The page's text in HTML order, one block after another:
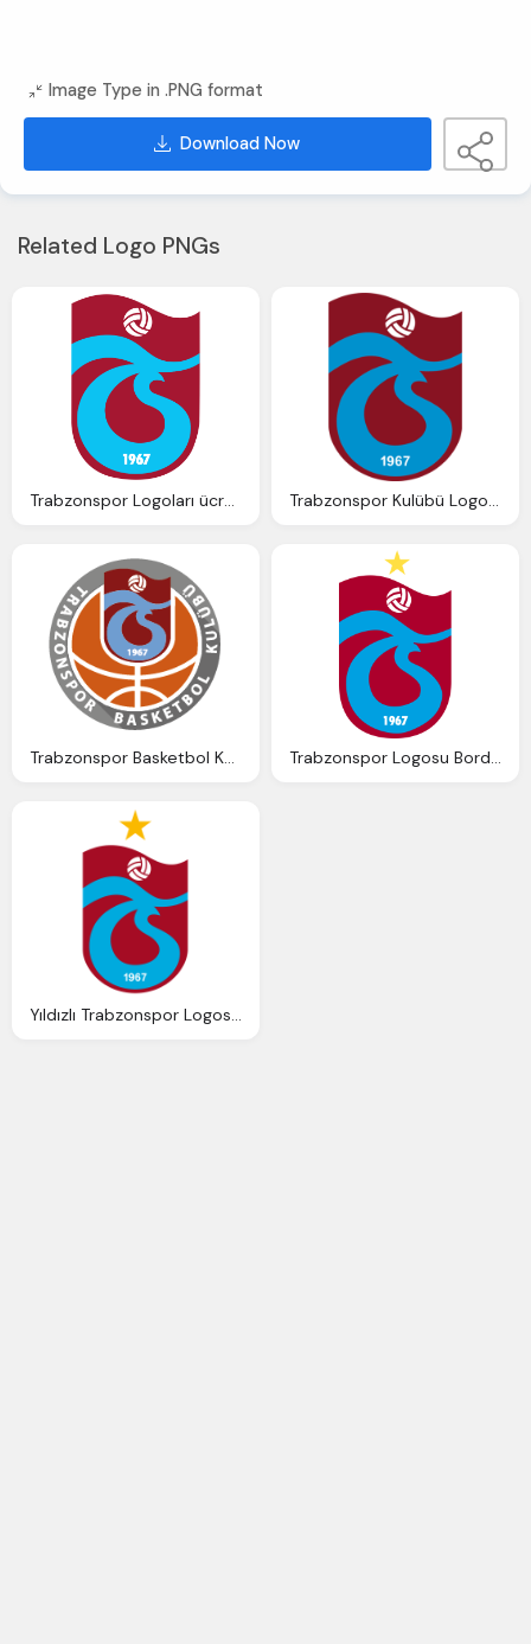
Image Type in .PNG format
Download Now
Related Logo PNGs
Trabzonspor Logoları ücretsiz Indir, 1967 Trabzon Futbol Kulübü Arması Trabzonspor Kulübü Logosu
Trabzonspor Basketbol Kulübü Amblemi Trabzonspor Logosu Bordo Mavi Trabzon Renk
Yıldızlı Trabzonspor Logosu Hd